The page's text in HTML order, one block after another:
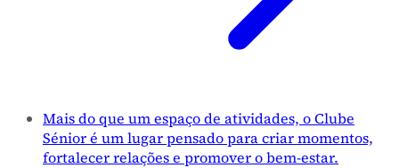
Mais do que um espaço de atividades, o Clube
Sénior é um lugar pensado para criar momentos,
fortalecer relações e promover o bem-estar.